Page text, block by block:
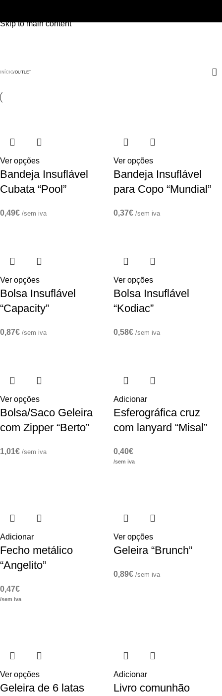
Skip to main content
Outlet
INÍCIO OUTLET
Ver opções
Bandeja Insuflável
Cubata “Pool”
0,49€ /sem iva
Ver opções
Bandeja Insuflável
para Copo “Mundial”
0,37€ /sem iva
Ver opções
Bolsa Insuflável
“Capacity”
0,87€ /sem iva
Ver opções
Bolsa Insuflável
“Kodiac”
0,58€ /sem iva
Ver opções
Bolsa/Saco Geleira
com Zipper “Berto”
1,01€ /sem iva
Adicionar
Esferográfica cruz
com lanyard “Misal”
0,40€
/sem iva
Adicionar
Fecho metálico
“Angelito”
0,47€
/sem iva
Ver opções
Geleira “Brunch”
0,89€ /sem iva
Ver opções
Geleira de 6 latas
Adicionar
Livro comunhão